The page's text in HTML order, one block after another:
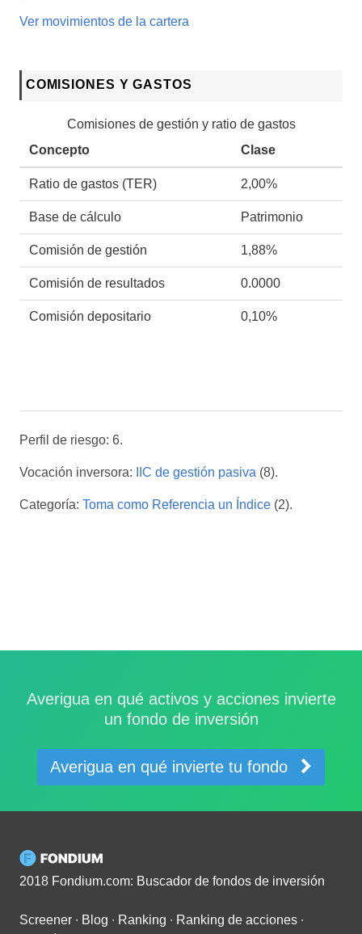
Ver movimientos de la cartera
COMISIONES Y GASTOS
Comisiones de gestión y ratio de gastos
Concepto
Clase
Ratio de gastos (TER) 2,00%
Base de cálculo Patrimonio
Comisión de gestión 1,88%
Comisión de resultados 0.0000
Comisión depositario 0,10%
Perfil de riesgo: 6.
Vocación inversora: IIC de gestión pasiva (8).
Categoría: Toma como Referencia un Índice (2).
Averigua en qué activos y acciones invierte
un fondo de inversión
Averigua en qué invierte tu fondo
2018 Fondium.com: Buscador de fondos de inversión
Screener ∙ Blog ∙ Ranking ∙ Ranking de acciones ∙